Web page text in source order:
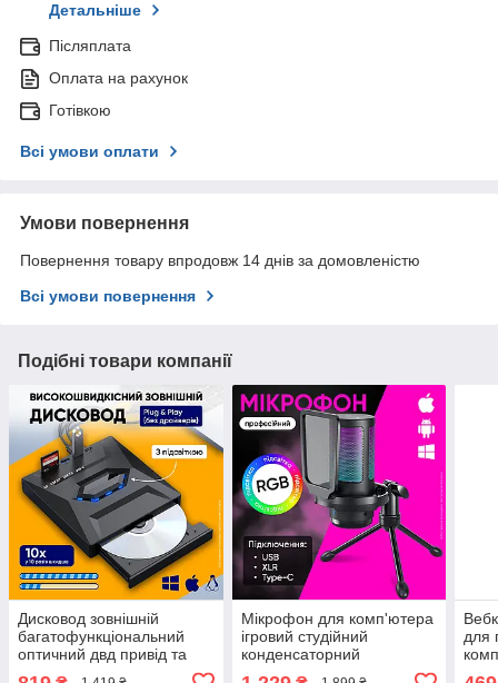
Детальніше
Післяплата
Оплата на рахунок
Готівкою
Всі умови оплати
Умови повернення
Повернення товару впродовж 14 днів за домовленістю
Всі умови повернення
Подібні товари компанії
Дисковод зовнішній
багатофункціональний
оптичний двд привід та
Мікрофон для комп'ютера
ігровий студійний
конденсаторний
професійний для ПК з поп
для